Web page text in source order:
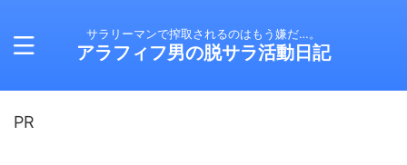
サラリーマンで搾取されるのはもう嫌だ…。
アラフィフ男の脱サラ活動日記
PR